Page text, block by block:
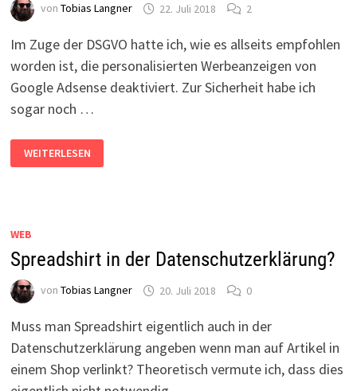
von Tobias Langner 22. Juli 2018 2
Im Zuge der DSGVO hatte ich, wie es allseits empfohlen
worden ist, die personalisierten Werbeanzeigen von
Google Adsense deaktiviert. Zur Sicherheit habe ich
sogar noch …
GOOGLE
ADSENSE-
WEITERLESEN
WEB
Spreadshirt in der Datenschutzerklärung?
von Tobias Langner 20. Juli 2018 0
Muss man Spreadshirt eigentlich auch in der
Datenschutzerklärung angeben wenn man auf Artikel in
einem Shop verlinkt? Theoretisch vermute ich, dass dies